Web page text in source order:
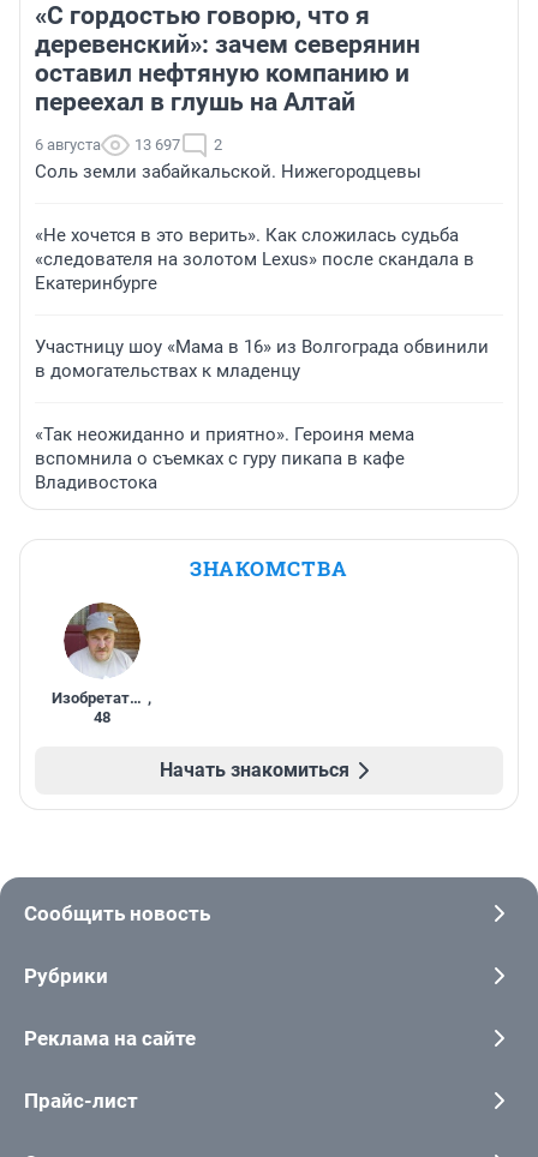
«С гордостью говорю, что я
деревенский»: зачем северянин
оставил нефтяную компанию и
переехал в глушь на Алтай
6 августа 13 697 2
Соль земли забайкальской. Нижегородцевы
«Не хочется в это верить». Как сложилась судьба
«следователя на золотом Lexus» после скандала в
Екатеринбурге
Участницу шоу «Мама в 16» из Волгограда обвинили
в домогательствах к младенцу
«Так неожиданно и приятно». Героиня мема
вспомнила о съемках с гуру пикапа в кафе
Владивостока
ЗНАКОМСТВА
Изобретатель ,
48
Начать знакомиться
Сообщить новость
Рубрики
Реклама на сайте
Прайс-лист